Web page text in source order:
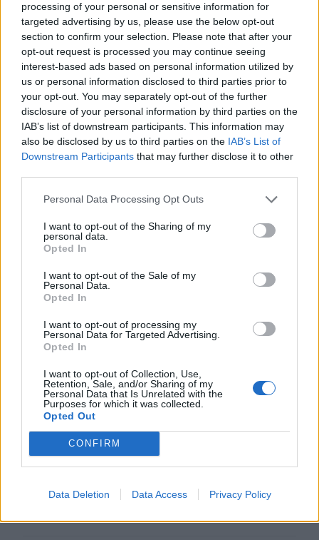
processing of your personal or sensitive information for
targeted advertising by us, please use the below opt-out
section to confirm your selection. Please note that after your
opt-out request is processed you may continue seeing
interest-based ads based on personal information utilized by
us or personal information disclosed to third parties prior to
your opt-out. You may separately opt-out of the further
disclosure of your personal information by third parties on the
IAB’s list of downstream participants. This information may
also be disclosed by us to third parties on the IAB’s List of
Downstream Participants that may further disclose it to other
Personal Data Processing Opt Outs
I want to opt-out of the Sharing of my
personal data.
Opted In
I want to opt-out of the Sale of my
Personal Data.
Opted In
I want to opt-out of processing my
Personal Data for Targeted Advertising.
Opted In
I want to opt-out of Collection, Use,
Retention, Sale, and/or Sharing of my
Personal Data that Is Unrelated with the
Purposes for which it was collected.
Opted Out
CONFIRM
Data Deletion Data Access Privacy Policy
της αίθουσας χορού στον Λευκό Οίκο
19:11
Χανιά: Σχεδόν 1 εκατ. ευρώ από το Ταμείο Αλληλεγγύης
του Υπουργείου Μετανάστευσης και Ασύλου για
σχολικές υποδομές και δημόσιους χώρους
19:03
Ιερόσυλοι βανδάλισαν το εκκλησάκι της
Μεταμορφώσεως του Σωτήρος στον Σαρωνικό
18:59
Ιούλιο αλλά η ανεργία μειώθηκε
Άκης Σκέρτσος: «Το ΠΑΣΟΚ υποκαθιστά την οικονομική
18:40
Δικταίους Αγώνες
Κοζάνη: Φωτιά σε χορτολιβαδική έκταση στην Ερμακιά